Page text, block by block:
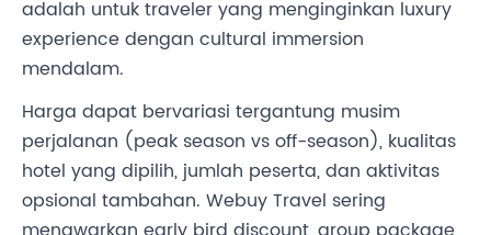
adalah untuk traveler yang menginginkan luxury
experience dengan cultural immersion
mendalam.
Harga dapat bervariasi tergantung musim
perjalanan (peak season vs off-season), kualitas
hotel yang dipilih, jumlah peserta, dan aktivitas
opsional tambahan. Webuy Travel sering